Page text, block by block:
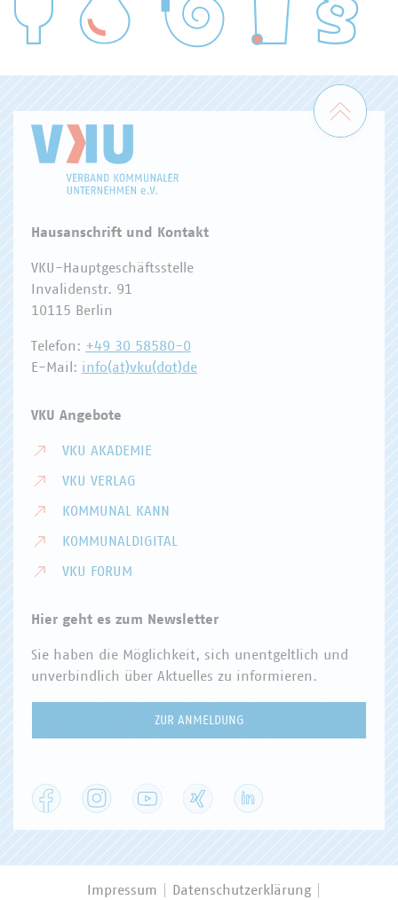
WASSER/ABWASSER
Zum
Hausanschrift und Kontakt
VKU-Hauptgeschäftsstelle
Invalidenstr. 91
10115 Berlin
Telefon: +49 30 58580-0
E-Mail: info(at)vku(dot)de
VKU Angebote
VKU AKADEMIE
VKU VERLAG
KOMMUNAL KANN
KOMMUNALDIGITAL
VKU FORUM
Hier geht es zum Newsletter
Sie haben die Möglichkeit, sich unentgeltlich und
unverbindlich über Aktuelles zu informieren.
ZUR ANMELDUNG
Facebook Instagram YouTube
Impressum Datenschutzerklärung